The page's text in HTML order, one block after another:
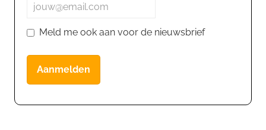
Meld me ook aan voor de nieuwsbrief
Aanmelden